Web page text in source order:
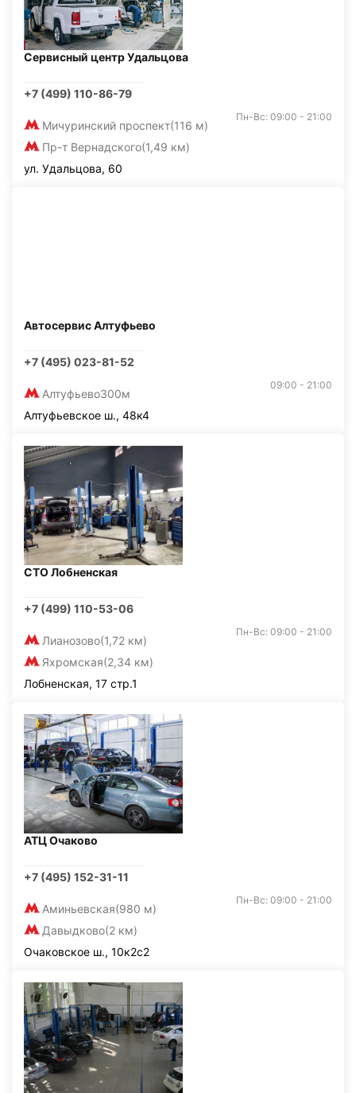
Сервисный центр Удальцова
+7 (499) 110-86-79
Мичуринский проспект(116 м)
Пр-т Вернадского(1,49 км)
Пн-Вс: 09:00 - 21:00
ул. Удальцова, 60
Автосервис Алтуфьево
+7 (495) 023-81-52
Алтуфьево300м
09:00 - 21:00
Алтуфьевское ш., 48к4
СТО Лобненская
+7 (499) 110-53-06
Лианозово(1,72 км)
Яхромская(2,34 км)
Пн-Вс: 09:00 - 21:00
Лобненская, 17 стр.1
АТЦ Очаково
+7 (495) 152-31-11
Аминьевская(980 м)
Давыдково(2 км)
Пн-Вс: 09:00 - 21:00
Очаковское ш., 10к2с2